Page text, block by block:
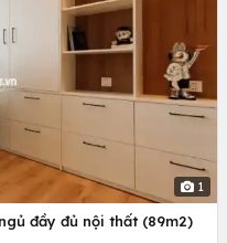
1
đầy đủ nội thất (89m2)